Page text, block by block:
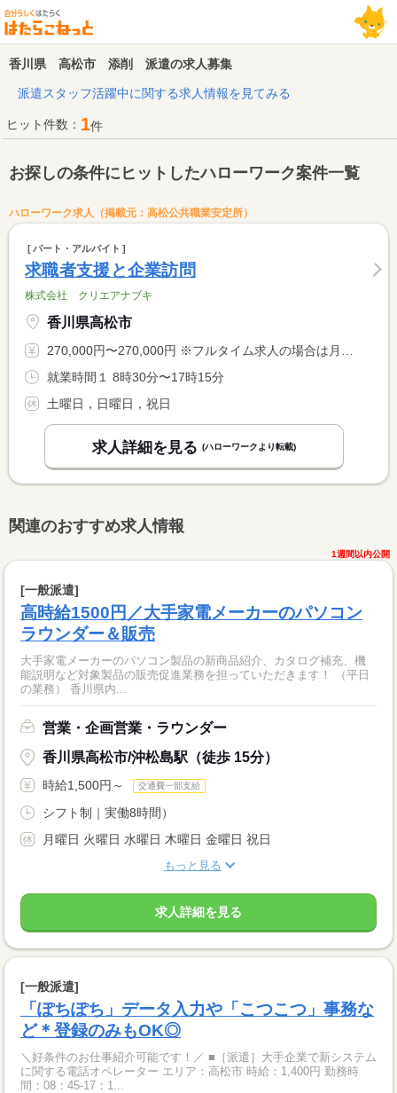
香川県 高松市 添削 派遣の求人募集
派遣スタッフ活躍中に関する求人情報を見てみる
ヒット件数： 1件
お探しの条件にヒットしたハローワーク案件一覧
ハローワーク求人（掲載元：高松公共職業安定所）
パート・アルバイト
求職者支援と企業訪問
株式会社 クリエアナブキ
香川県高松市
270,000円〜270,000円 ※フルタイム求人の場合は月額（換算額）、パート求人の場合は時間額を表示しています。
就業時間１ 8時30分〜17時15分
土曜日，日曜日，祝日
求人詳細を見る (ハローワークより転載)
関連のおすすめ求人情報
1週間以内公開
[一般派遣]
高時給1500円／大手家電メーカーのパソコン
ラウンダー＆販売
大手家電メーカーのパソコン製品の新商品紹介、カタログ補充、機
能説明など対象製品の販売促進業務を担っていただきます！ （平日
の業務） 香川県内...
営業・企画営業・ラウンダー
香川県高松市/沖松島駅（徒歩 15分）
時給1,500円～ 交通費一部支給
シフト制｜実働8時間）
月曜日 火曜日 水曜日 木曜日 金曜日 祝日
もっと見る
求人詳細を見る
[一般派遣]
「ぽちぽち」データ入力や「こつこつ」事務な
ど＊登録のみもOK◎
＼好条件のお仕事紹介可能です！／ ■［派遣］大手企業で新システム
に関する電話オペレーター エリア：高松市 時給：1,400円 勤務時
間：08：45-17：1...